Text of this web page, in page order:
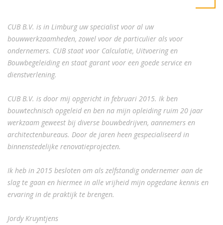
CUB B.V. is in Limburg uw specialist voor al uw
bouwwerkzaamheden, zowel voor de particulier als voor
ondernemers. CUB staat voor Calculatie, Uitvoering en
Bouwbegeleiding en staat garant voor een goede service en
dienstverlening.
CUB B.V. is door mij opgericht in februari 2015. Ik ben
bouwtechnisch opgeleid en ben na mijn opleiding ruim 20 jaar
werkzaam geweest bij diverse bouwbedrijven, aannemers en
architectenbureaus. Door de jaren heen gespecialiseerd in
binnenstedelijke renovatieprojecten.
Ik heb in 2015 besloten om als zelfstandig ondernemer aan de
slag te gaan en hiermee in alle vrijheid mijn opgedane kennis en
ervaring in de praktijk te brengen.
Jordy Kruyntjens